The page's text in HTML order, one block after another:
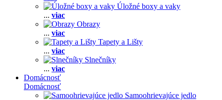
Úložné boxy a vaky
... viac
Obrazy
... viac
Tapety a Lišty
... viac
Slnečníky
... viac
Domácnosť
Domácnosť
Samoohrievajúce jedlo